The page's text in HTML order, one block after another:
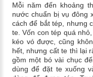
Mỗi năm đến khoảng
nước chuẩn bị vụ đông
cách để bắt tép, nhưng
te. Vốn con tép quá
kéo vó được, cũng
hết, nhưng cất te thì lại
gồm một bó vài chục
dùng để đặt te xuống